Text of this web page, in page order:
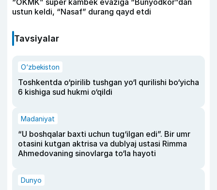
“OKMK” super kambek evaziga “Bunyodkor”dan
ustun keldi, “Nasaf” durang qayd etdi
Tavsiyalar
O‘zbekiston
Toshkentda o‘pirilib tushgan yo‘l qurilishi bo‘yicha
6 kishiga sud hukmi o‘qildi
Madaniyat
“U boshqalar baxti uchun tug‘ilgan edi”. Bir umr
otasini kutgan aktrisa va dublyaj ustasi Rimma
Ahmedovaning sinovlarga to‘la hayoti
Dunyo